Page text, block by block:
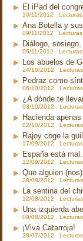
El iPad del
10/11/2012
Ana Botella y
09/11/2012
Diálogo,
06/11/2012
Los abuelos de
24/10/2012
Pedraz como
06/10/2012
¿A dónde te
03/10/2012
Hacienda apenas
02/10/2012
Rajoy coge la
17/09/2012
España está
12/09/2012
Que alguien
28/08/2012
La sentina del
12/08/2012
Una izquierda
09/08/2012
¡Viva Catarroja!
28/07/2012